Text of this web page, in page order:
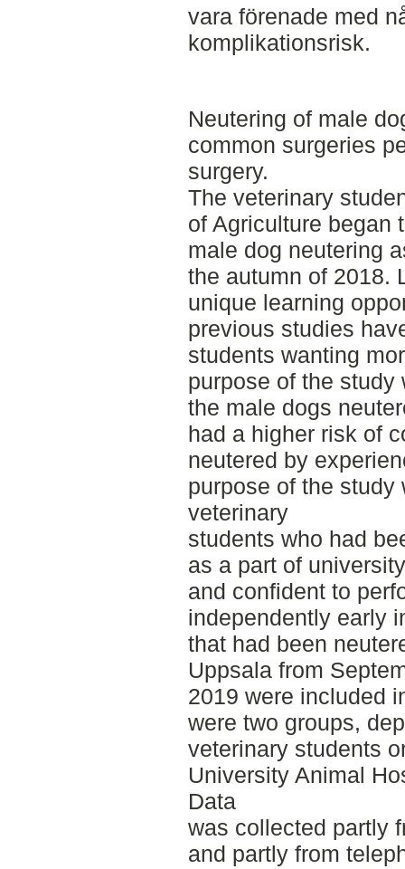
vara förenade med
komplikationsrisk.
Neutering of male
common surgeries
surgery.
The veterinary
of Agriculture began
male dog neutering
the autumn of 2018.
unique learning
previous studies
students wanting
purpose of the study
the male dogs
had a higher risk of
neutered by
purpose of the
veterinary
students who had
as a part of
and confident to
independently early
that had been
Uppsala from
2019 were included
were two groups,
veterinary students
University Animal
Data
was collected partly
and partly from